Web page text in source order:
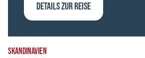
Reiturlaub (0)
Schiffsreisen
DETAILS ZUR REISE
SKANDINAVIEN